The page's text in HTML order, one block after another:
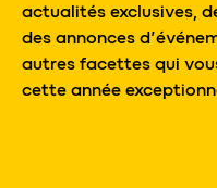
actualités exclusives,
des annonces
autres facettes qui
cette année